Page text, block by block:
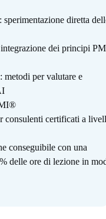
diretta
dei principi
per valutare e
consulenti certificati a
conseguibile con una
delle ore di lezione in